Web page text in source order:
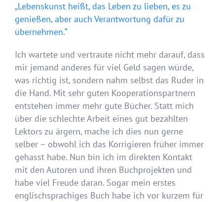
„Lebenskunst heißt, das Leben zu lieben, es zu
genießen, aber auch Verantwortung dafür zu
übernehmen.“
Ich wartete und vertraute nicht mehr darauf, dass
mir jemand anderes für viel Geld sagen würde,
was richtig ist, sondern nahm selbst das Ruder in
die Hand. Mit sehr guten Kooperationspartnern
entstehen immer mehr gute Bücher. Statt mich
über die schlechte Arbeit eines gut bezahlten
Lektors zu ärgern, mache ich dies nun gerne
selber – obwohl ich das Korrigieren früher immer
gehasst habe. Nun bin ich im direkten Kontakt
mit den Autoren und ihren Buchprojekten und
habe viel Freude daran. Sogar mein erstes
englischsprachiges Buch habe ich vor kurzem für